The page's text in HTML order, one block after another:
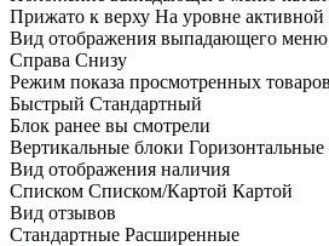
Прижато к верху На уровне активной
Вид отображения выпадающего меню
Справа Снизу
Режим показа просмотренных товаров
Быстрый Стандартный
Блок ранее вы смотрели
Вертикальные блоки Горизонтальные
Вид отображения наличия
Списком Списком/Картой Картой
Вид отзывов
Стандартные Расширенные